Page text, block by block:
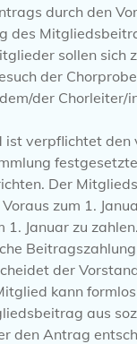
durch den
des
sollen sich
der
der Chorleiter/
ist verpflichtet den
Der
zum 1.
1. Januar zu
der
kann
aus
den Antrag